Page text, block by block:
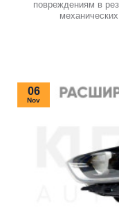
повреждениям в
06
Nov